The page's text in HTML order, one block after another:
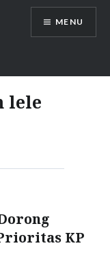
BENIH
MENU
lele
KP